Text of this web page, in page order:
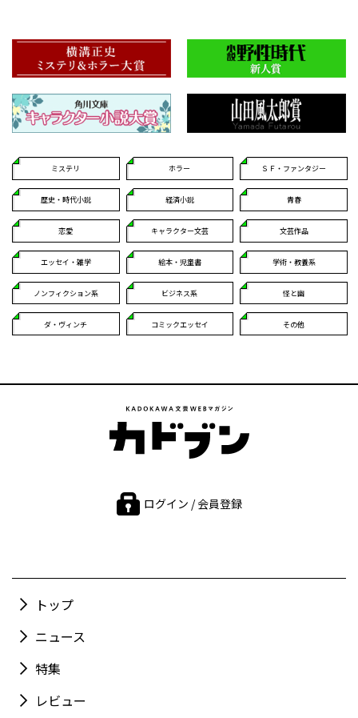
ミステリ ホラー ＳＦ・ファンタジー
歴史・時代小説 経済小説 青春
恋愛 キャラクター文芸 文芸作品
エッセイ・雑学 絵本・児童書 学術・教養系
ノンフィクション系 ビジネス系 怪と幽
ダ・ヴィンチ コミックエッセイ その他
ログイン / 会員登録
トップ
ニュース
特集
レビュー